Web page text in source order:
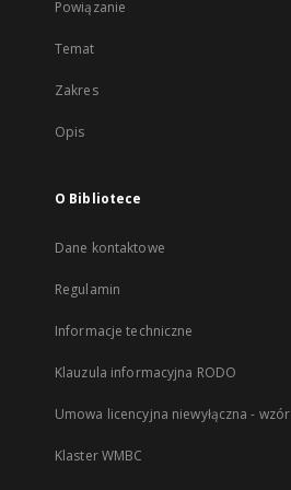
Powiązanie
Temat
Zakres
Opis
O Bibliotece
Dane kontaktowe
Regulamin
Informacje techniczne
Klauzula informacyjna RODO
Umowa licencyjna niewyłączna - wzór
Klaster WMBC